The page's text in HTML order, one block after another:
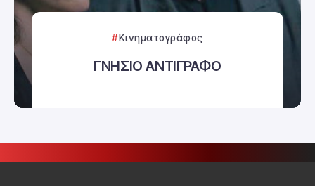
Κινηματογράφος
ΓΝΗΣΙΟ ΑΝΤΙΓΡΑΦΟ